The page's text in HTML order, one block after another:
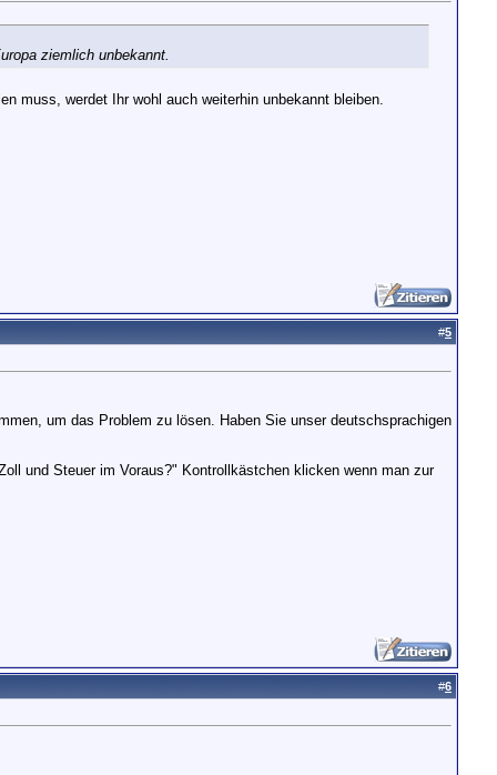
ziemlich unbekannt.
muss, werdet Ihr wohl auch weiterhin unbekannt bleiben.
#5
um das Problem zu lösen. Haben Sie unser deutschsprachigen
und Steuer im Voraus?" Kontrollkästchen klicken wenn man zur
#6